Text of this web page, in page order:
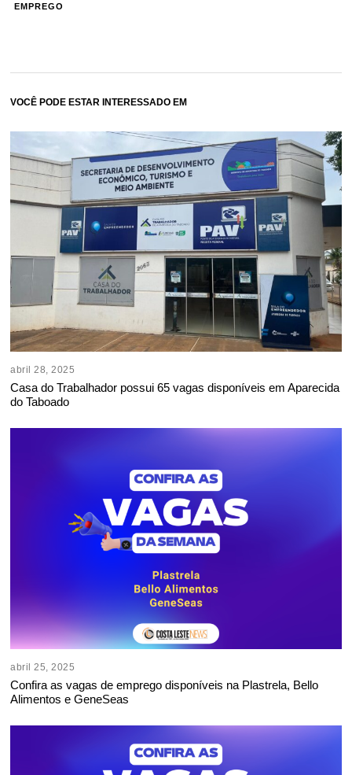
EMPREGO
VOCÊ PODE ESTAR INTERESSADO EM
abril 28, 2025
Casa do Trabalhador possui 65 vagas disponíveis em Aparecida
do Taboado
abril 25, 2025
Confira as vagas de emprego disponíveis na Plastrela, Bello
Alimentos e GeneSeas